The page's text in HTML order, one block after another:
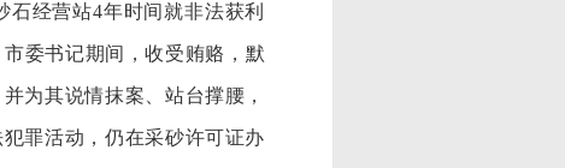
经营站4年时间就非法获利
委书记期间，收受贿赂，默
为其说情抹案、站台撑腰，
罪活动，仍在采砂许可证办